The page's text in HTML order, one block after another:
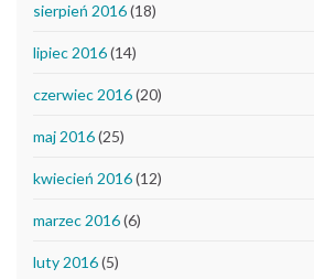
sierpień 2016(18)
lipiec 2016(14)
czerwiec 2016(20)
maj 2016(25)
kwiecień 2016(12)
marzec 2016(6)
luty 2016(5)